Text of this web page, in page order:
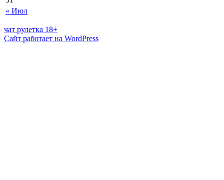
« Июл
чат рулетка 18+
Сайт работает на WordPress